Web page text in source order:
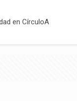
en CírculoA